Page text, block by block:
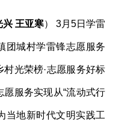
兴 王亚寒）3月5日学雷
团城村学雷锋志愿服务
光荣榜·志愿服务好标
服务实现从“流动式行
当地新时代文明实践工